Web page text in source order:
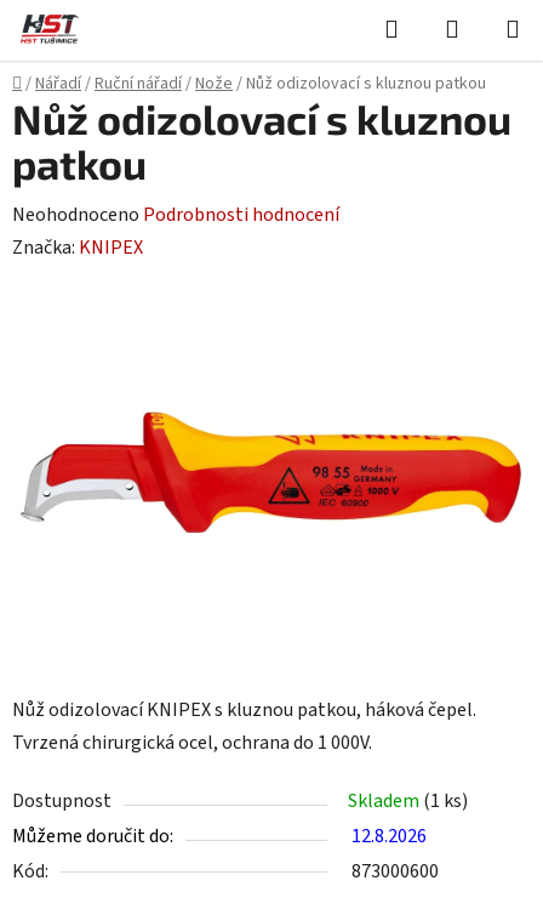
Přejít
obsah
Hledat
KOŠÍK
Domů
/Nářadí/Ruční nářadí/Nože/Nůž odizolovací s kluznou patkou
Nůž odizolovací KNIPEX s kluznou patkou, háková čepel.
Tvrzená chirurgická ocel, ochrana do 1 000V.
Dostupnost Skladem (1 ks)
Můžeme doručit do:
12.8.2026
Kód:
873000600
Nůž odizolovací s kluznou
patkou
Průměrné
hodnocení
hvězdiček.
Neohodnoceno Podrobnosti hodnocení
Značka: KNIPEX